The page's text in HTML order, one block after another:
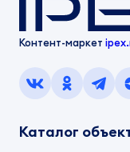
Контент-маркет
Каталог